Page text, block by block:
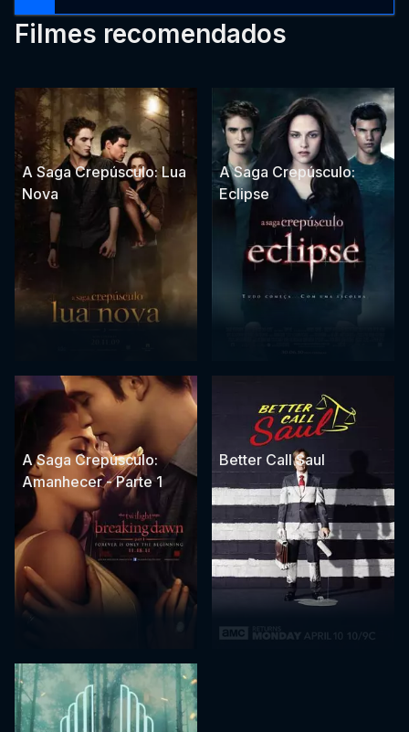
Filmes recomendados
A Saga Crepúsculo: Lua
Nova
A Saga Crepúsculo:
Eclipse
A Saga Crepúsculo:
Amanhecer - Parte 1
Better Call Saul